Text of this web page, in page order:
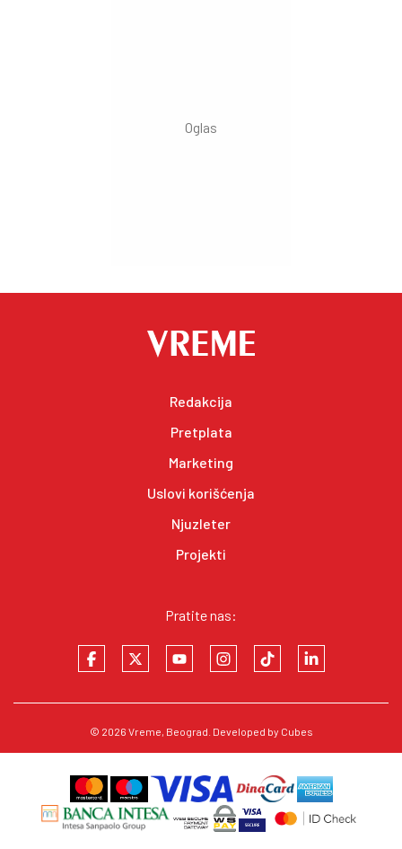
Redakcija
Pretplata
Marketing
Uslovi korišćenja
Njuzleter
Projekti
Pratite nas:
© 2026 Vreme, Beograd. Developed by Cubes